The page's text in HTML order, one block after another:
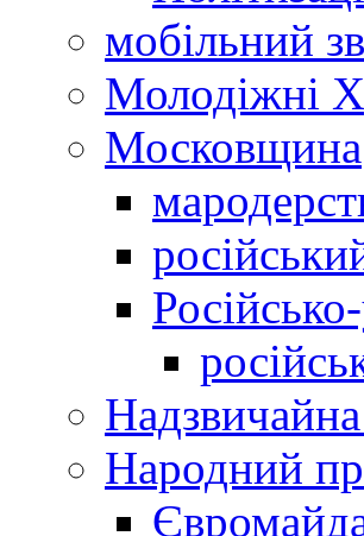
мобільний
Молодіжні
Московщина
Народний